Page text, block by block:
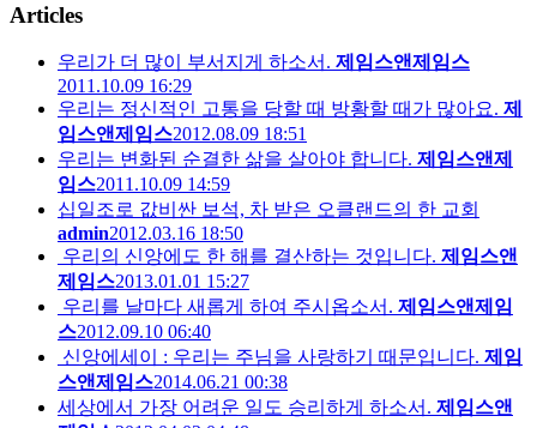
Articles
우리가 더 많이 부서지게 하소서. 제임스앤제임스
2011.10.09 16:29
우리는 정신적인 고통을 당할 때 방황할 때가 많아요. 제
임스앤제임스2012.08.09 18:51
우리는 변화된 순결한 삶을 살아야 합니다. 제임스앤제
임스2011.10.09 14:59
십일조로 값비싼 보석, 차 받은 오클랜드의 한 교회
admin2012.03.16 18:50
우리의 신앙에도 한 해를 결산하는 것입니다. 제임스앤
제임스2013.01.01 15:27
우리를 날마다 새롭게 하여 주시옵소서. 제임스앤제임
스2012.09.10 06:40
신앙에세이 : 우리는 주님을 사랑하기 때문입니다. 제임
스앤제임스2014.06.21 00:38
세상에서 가장 어려운 일도 승리하게 하소서. 제임스앤